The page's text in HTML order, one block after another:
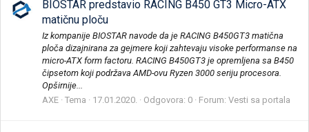
BIOSTAR predstavio RACING B450 GT3 Micro-ATX
matičnu ploču
Iz kompanije BIOSTAR navode da je RACING B450GT3 matična
ploča dizajnirana za gejmere koji zahtevaju visoke performanse na
micro-ATX form factoru. RACING B450GT3 je opremljena sa B450
čipsetom koji podržava AMD-ovu Ryzen 3000 seriju procesora.
Opširnije...
AXE Tema 17.01.2020. Odgovora: 0 Forum: Vesti sa portala